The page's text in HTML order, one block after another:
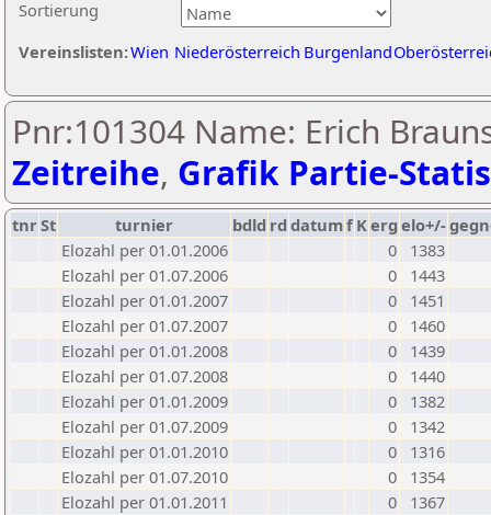
Sortierung
Vereinslisten:Wien Niederösterreich Burgenland
Pnr:101304 Name: Erich
Zeitreihe, Grafik Partie-
tnrSt turnier bdld rd datumf Kerg elo+/-
Elozahl per 01.01.2006
0
1383
Elozahl per 01.07.2006
0
1443
Elozahl per 01.01.2007
0
1451
Elozahl per 01.07.2007
0
1460
Elozahl per 01.01.2008
0
1439
Elozahl per 01.07.2008
0
1440
Elozahl per 01.01.2009
0
1382
Elozahl per 01.07.2009
0
1342
Elozahl per 01.01.2010
0
1316
Elozahl per 01.07.2010
0
1354
Elozahl per 01.01.2011
0
1367